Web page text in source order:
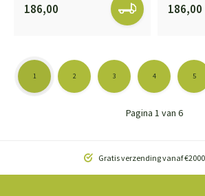
186,00
186,00
Pagina 1 van 6
1 2 3 4 5
Gratis verzending vanaf